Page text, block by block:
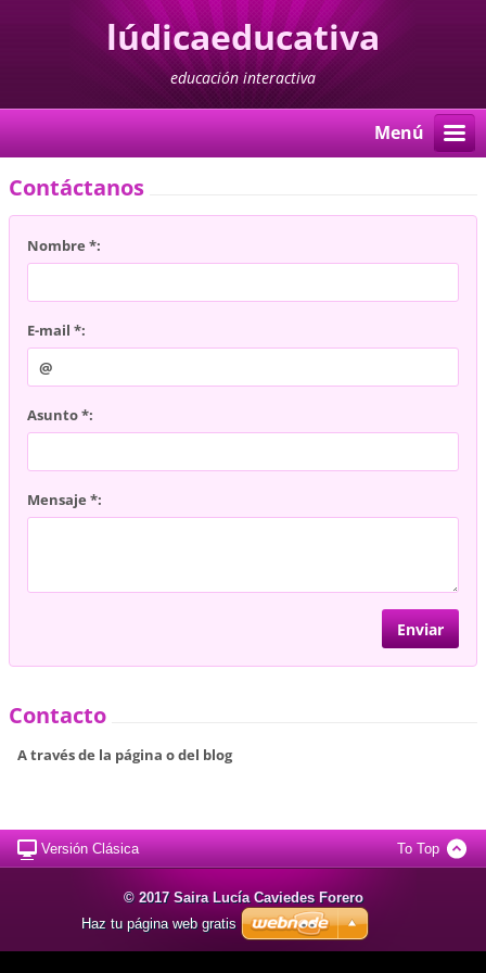
lúdicaeducativa
educación interactiva
Menú
Contáctanos
Nombre *:
E-mail *:
Asunto *:
Mensaje *:
Contacto
A través de la página o del blog
Versión Clásica To Top
© 2017 Saira Lucía Caviedes Forero
Haz tu página web gratis